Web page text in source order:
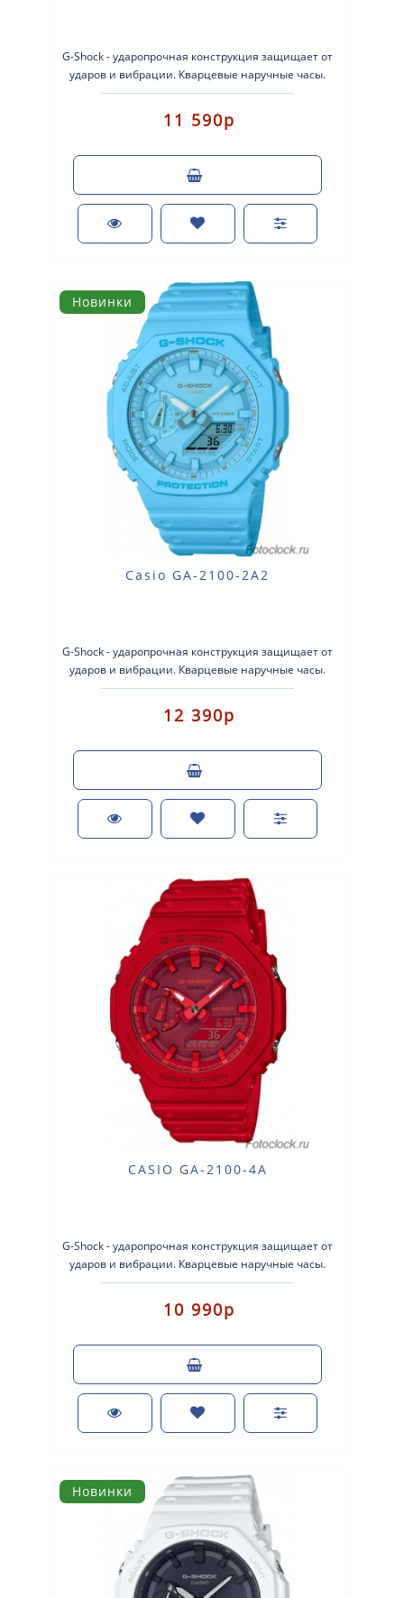
G-Shock - ударопрочная конструкция защищает от
ударов и вибрации. Кварцевые наручные часы.
Экран: Стрелки + электроник..
11 590р
Новинки
Casio GA-2100-2A2
G-Shock - ударопрочная конструкция защищает от
ударов и вибрации. Кварцевые наручные часы.
Экран: Стрелки + электрон..
12 390р
CASIO GA-2100-4A
G-Shock - ударопрочная конструкция защищает от
ударов и вибрации. Кварцевые наручные часы.
Экран: Стрелки + электроника...
10 990р
Новинки